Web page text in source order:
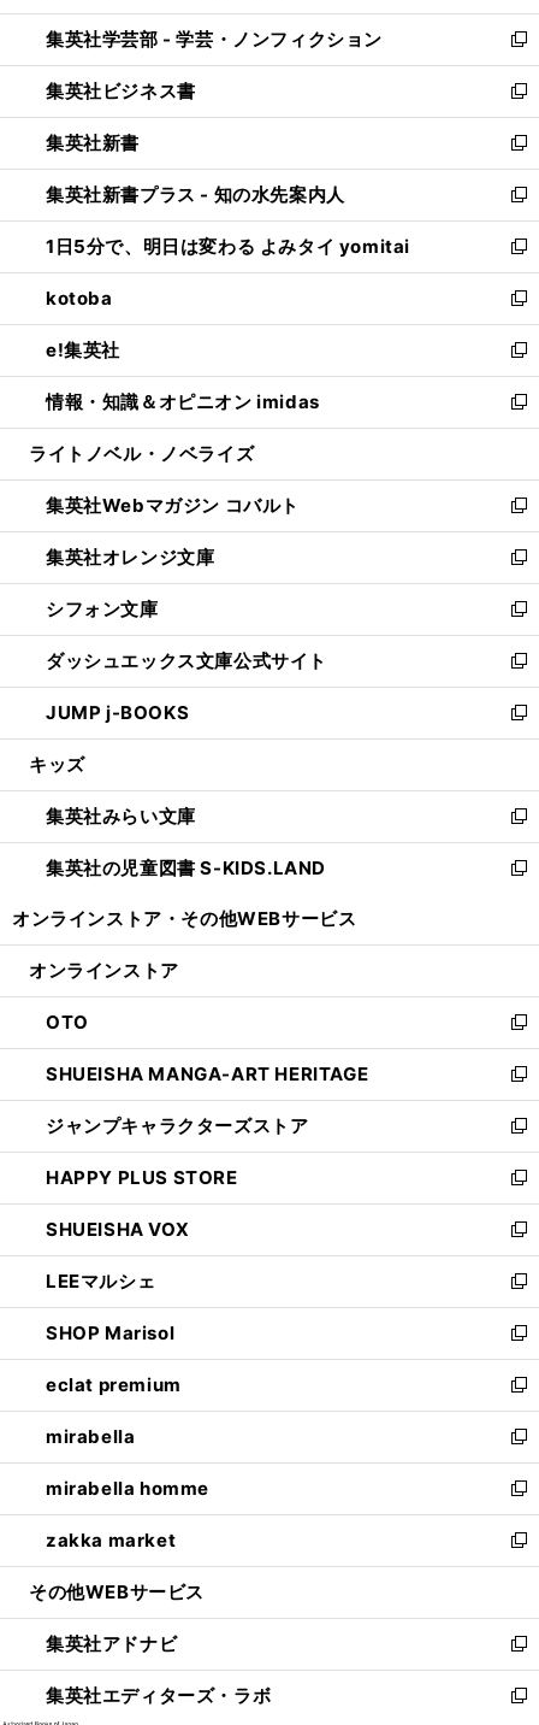
開
く
ウ
で
開
く
ン
ド
ウ
で
開
く
ウ
ィ
ン
ド
ウ
で
開
く
集英社学芸部 - 学芸・ノンフィクション
新
し
い
ウ
ィ
ン
ド
ウ
で
開
く
集英社ビジネス書
新
し
い
ウ
ィ
ン
ド
ウ
で
開
く
集英社新書
新
し
い
ウ
ィ
ン
ド
ウ
で
開
く
集英社新書プラス - 知の水先案内人
新
し
い
ウ
ィ
ン
ド
ウ
で
開
1日5分で、明日は変わる よみタイ yomitai
新
し
い
ウ
ィ
ン
ド
ウ
開
く
kotoba
新
し
い
ウ
ィ
ン
ウ
で
開
く
e!集英社
新
し
い
ウ
ン
ド
ウ
で
開
く
情報・知識＆オピニオン imidas
新
し
ウ
ィ
ン
ド
ウ
で
開
く
ライトノベル・ノベライズ
集英社Webマガジン コバルト
新
し
い
ウ
ィ
ン
ド
ウ
で
開
集英社オレンジ文庫
新
し
い
ウ
ィ
ン
ド
ウ
開
く
シフォン文庫
新
し
い
ウ
ィ
ン
ウ
で
開
く
ダッシュエックス文庫公式サイト
新
し
い
ウ
ン
ド
ウ
で
JUMP j-BOOKS
新
し
ウ
ィ
ン
ド
開
キッズ
集英社みらい文庫
新
し
い
ン
ウ
で
開
く
集英社の児童図書 S-KIDS.LAND
新
ウ
ン
ド
ウ
で
開
く
オンラインストア・ その他WEBサービス
オンラインストア
OTO
新
し
い
ウ
ィ
ン
ド
ウ
で
開
く
SHUEISHA MANGA-ART HERITAGE
新
し
い
ウ
ィ
ン
ド
ウ
で
開
く
ジャンプキャラクターズストア
新
し
い
ウ
ィ
ン
ド
ウ
で
開
く
HAPPY PLUS STORE
新
し
い
ウ
ィ
ン
ド
ウ
で
開
く
SHUEISHA VOX
新
し
い
ウ
ィ
ン
ド
ウ
で
開
く
LEEマルシェ
新
し
い
ウ
ィ
ン
ド
ウ
で
開
く
SHOP Marisol
新
し
い
ウ
ィ
ン
ド
ウ
で
開
eclat premium
新
し
い
ウ
ィ
ン
ド
ウ
開
く
mirabella
新
し
い
ウ
ィ
ン
ウ
で
開
く
mirabella homme
新
し
い
ウ
ン
ド
ウ
で
zakka market
新
し
ウ
ィ
ン
ド
その他WEBサービス
集英社アドナビ
新
し
い
集英社エディターズ・ラボ
新